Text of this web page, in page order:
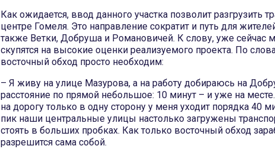
Как ожидается, ввод данного участка позволит разгрузить
центре Гомеля. Это направление сократит и путь для
также Ветки, Добруша и Романовичей. К слову, уже сейчас
скупятся на высокие оценки реализуемого проекта. По
восточный обход просто необходим:
– Я живу на улице Мазурова, а на работу добираюсь на
расстояние по прямой небольшое: 10 минут – и уже на
на дорогу только в одну сторону у меня уходит порядка 40
пик наши центральные улицы настолько загружены
стоять в больших пробках. Как только восточный обход
разрешится сама собой.